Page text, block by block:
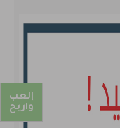
إلعب
واربح